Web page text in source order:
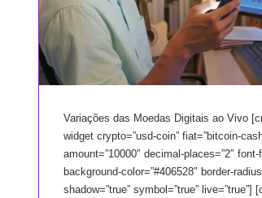
Variações das Moedas Digitais ao Vivo
widget crypto=”usd-coin” fiat=”bitcoin-
amount=”10000″ decimal-places=”2″ font-
background-color=”#406528″ border-
shadow=”true” symbol=”true” live=”true”]